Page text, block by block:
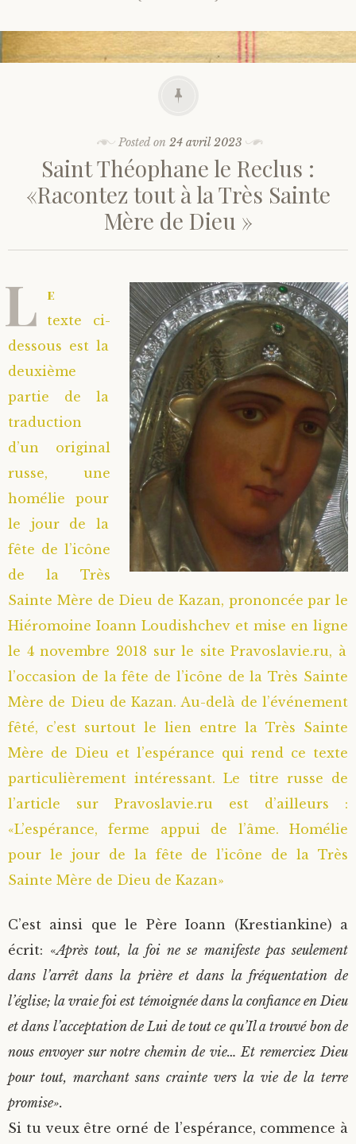
Posted on24 avril 2023
Saint Théophane le Reclus :
«Racontez tout à la Très Sainte
Mère de Dieu »
L e
texte ci-
dessous est la
deuxième
partie de la
traduction
d’un original
russe, une
homélie pour
le jour de la
fête de l’icône
de la Très
Sainte Mère de Dieu de Kazan, prononcée par le
Hiéromoine Ioann Loudishchev et mise en ligne
le 4 novembre 2018 sur le site Pravoslavie.ru, à
l’occasion de la fête de l’icône de la Très Sainte
Mère de Dieu de Kazan. Au-delà de l’événement
fêté, c’est surtout le lien entre la Très Sainte
Mère de Dieu et l’espérance qui rend ce texte
particulièrement intéressant. Le titre russe de
l’article sur Pravoslavie.ru est d’ailleurs :
«L’espérance, ferme appui de l’âme. Homélie
pour le jour de la fête de l’icône de la Très
Sainte Mère de Dieu de Kazan»
C’est ainsi que le Père Ioann (Krestiankine) a
écrit: «Après tout, la foi ne se manifeste pas seulement
dans l’arrêt dans la prière et dans la fréquentation de
l’église; la vraie foi est témoignée dans la confiance en Dieu
et dans l’acceptation de Lui de tout ce qu’Il a trouvé bon de
nous envoyer sur notre chemin de vie… Et remerciez Dieu
pour tout, marchant sans crainte vers la vie de la terre
promise».
Si tu veux être orné de l’espérance, commence à